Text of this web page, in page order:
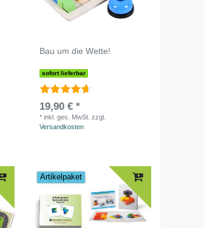
Bau um die Wette!
sofort lieferbar
19,90 € *
*inkl. ges. MwSt. zzgl.
Versandkosten
Artikelpaket